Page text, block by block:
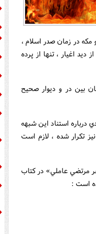
مکه در زمان صدر اسلام ،
اغيار ، تنها از پرده
بين در و ديوار صحيح
استناد اين شبهه
تکرار شده ، لازم است
مرتضي عاملي» در کتاب